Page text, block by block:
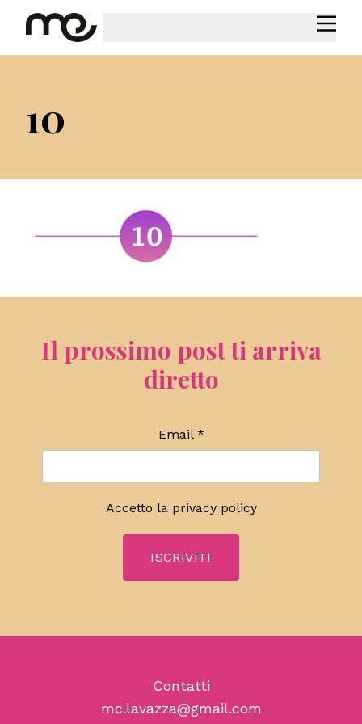
10
Il prossimo post ti arriva
diretto
Email *
Accetto la privacy policy
Contatti
mc.lavazza@gmail.com